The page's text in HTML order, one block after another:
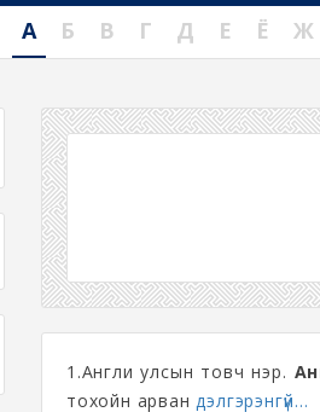
А Б В Г Д Е Ё Ж
1.Англи улсын товч нэр.
тохойн арвандэлгэрэнгүй...